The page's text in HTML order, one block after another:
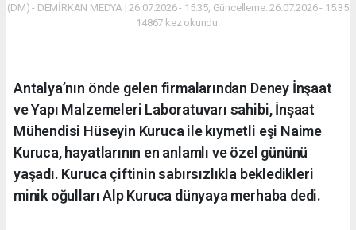
(DM) - DEMİRKAN MEDYA | 26.07.2026 - 15:35, Güncelleme: 26.07.2026 - 15:35
14867 kez okundu.
Antalya’nın önde gelen firmalarından Deney İnşaat
ve Yapı Malzemeleri Laboratuvarı sahibi, İnşaat
Mühendisi Hüseyin Kuruca ile kıymetli eşi Naime
Kuruca, hayatlarının en anlamlı ve özel gününü
yaşadı. Kuruca çiftinin sabırsızlıkla bekledikleri
minik oğulları Alp Kuruca dünyaya merhaba dedi.